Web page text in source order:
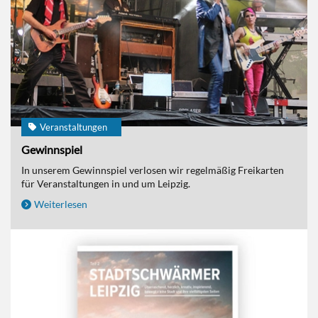
Veranstaltungen
Gewinnspiel
In unserem Gewinnspiel verlosen wir regelmäßig Freikarten
für Veranstaltungen in und um Leipzig.
Weiterlesen